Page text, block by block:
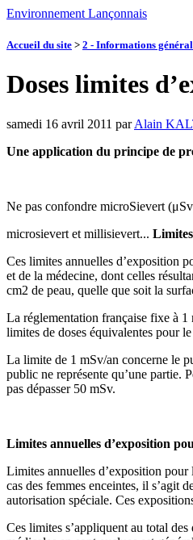
Environnement Lançonnais
Accueil du site > 2 - Informations
Doses limites
samedi 16 avril 2011 parAlain
Une application du principe de
Ne pas confondre microSievert
microsievert et millisievert...
Ces limites annuelles d’exposition
et de la médecine, dont celles
cm2 de peau, quelle que soit la
La réglementation française fixe à 1
limites de doses équivalentes pour
La limite de 1 mSv/an concerne le
public ne représente qu’une partie.
pas dépasser 50 mSv.
Limites annuelles d’exposition
Limites annuelles d’exposition pour
cas des femmes enceintes, il s’agit
autorisation spéciale. Ces
Ces limites s’appliquent au total